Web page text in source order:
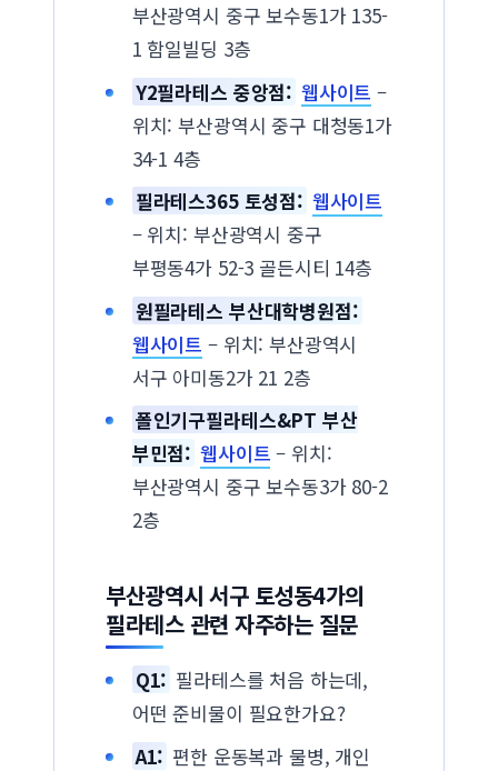
부산광역시 중구 보수동1가 135-
1 함일빌딩 3층
Y2필라테스 중앙점: 웹사이트 –
위치: 부산광역시 중구 대청동1가
34-1 4층
필라테스365 토성점: 웹사이트
– 위치: 부산광역시 중구
부평동4가 52-3 골든시티 14층
원필라테스 부산대학병원점:
웹사이트 – 위치: 부산광역시
서구 아미동2가 21 2층
폴인기구필라테스&PT 부산
부민점: 웹사이트 – 위치:
부산광역시 중구 보수동3가 80-2
2층
부산광역시 서구 토성동4가의
필라테스 관련 자주하는 질문
Q1: 필라테스를 처음 하는데,
어떤 준비물이 필요한가요?
A1: 편한 운동복과 물병, 개인